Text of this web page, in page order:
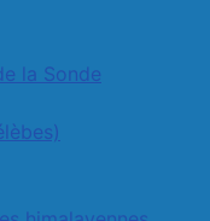
la Sonde